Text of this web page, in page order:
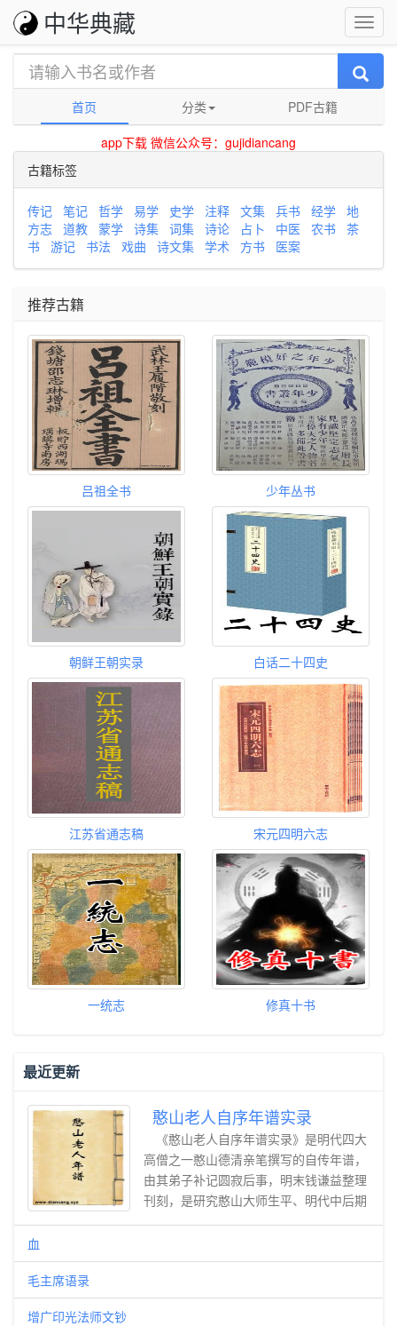
中华典藏
首页 分类
PDF古籍
app下载 微信公众号：gujidiancang
古籍标签
传记 笔记 哲学 易学 史学 注释 文集 兵书 经学 地
方志 道教 蒙学 诗集 词集 诗论 占卜 中医 农书 茶
书 游记 书法 戏曲 诗文集 学术 方书 医案
推荐古籍
吕祖全书 少年丛书
朝鲜王朝实录 白话二十四史
江苏省通志稿 宋元四明六志
一统志 修真十书
最近更新
憨山老人自序年谱实录
《憨山老人自序年谱实录》是明代四大
高僧之一憨山德清亲笔撰写的自传年谱，
由其弟子补记圆寂后事，明末钱谦益整理
刊刻，是研究憨山大师生平、明代中后期
佛教史的第一手核心史料。 全书以明朝
山从降生到圆寂七十八载完整人生。他自
岁入报恩寺出家，遍习儒释典籍，参访云
血
毛主席语录
增广印光法师文钞